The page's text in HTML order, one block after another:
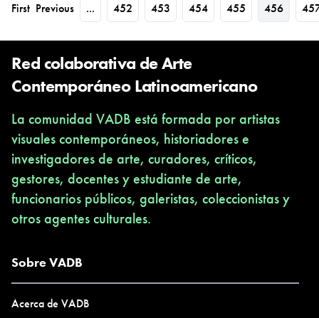
First Previous ... 452 453 454 455 456
Red colaborativa de Arte
Contemporáneo Latinoamericano
La comunidad VADB está formada por artistas
visuales contemporáneos, historiadores e
investigadores de arte, curadores, críticos,
gestores, docentes y estudiante de arte,
funcionarios públicos, galeristas, coleccionistas y
otros agentes culturales.
Sobre VADB
Acerca de VADB